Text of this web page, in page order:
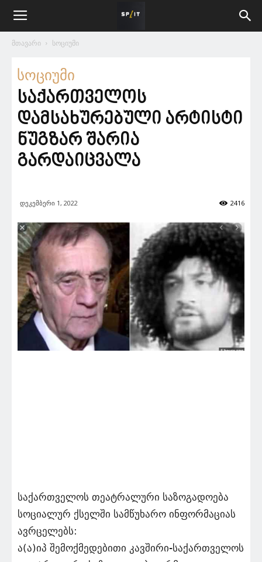
მთავარი სოციუმი
სოციუმი
საქართველოს
დამსახურებული არტისტი
ნუგზარ შარია
გარდაიცვალა
დეკემბერი 1, 2022 2416
საქართველოს თეატრალური საზოგადოება
სოციალურ ქსელში სამწუხარო ინფორმაციას
ავრცელებს:
ა(ა)იპ შემოქმედებითი კავშირი-საქართველოს